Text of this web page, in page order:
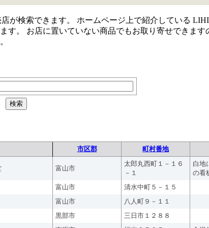
が検索できます。 ホームページ上で紹介している
す。 お店に置いていない商品でもお取り寄せできます
市区郡 町村番地
富山市
太郎丸西町１－１６
－１
白地
の看
富山市
清水中町５－１５
富山市
八人町９－１１
黒部市
三日市１２８８